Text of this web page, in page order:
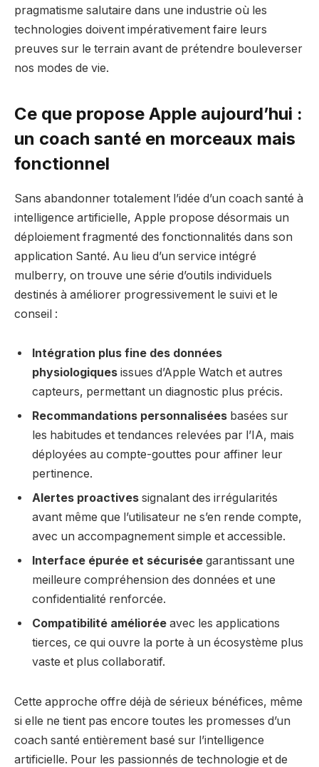
pragmatisme salutaire dans une industrie où les
technologies doivent impérativement faire leurs
preuves sur le terrain avant de prétendre bouleverser
nos modes de vie.
Ce que propose Apple aujourd’hui :
un coach santé en morceaux mais
fonctionnel
Sans abandonner totalement l’idée d’un coach santé à
intelligence artificielle, Apple propose désormais un
déploiement fragmenté des fonctionnalités dans son
application Santé. Au lieu d’un service intégré
mulberry, on trouve une série d’outils individuels
destinés à améliorer progressivement le suivi et le
conseil :
Intégration plus fine des données
physiologiques issues d’Apple Watch et autres
capteurs, permettant un diagnostic plus précis.
Recommandations personnalisées basées sur
les habitudes et tendances relevées par l’IA, mais
déployées au compte-gouttes pour affiner leur
pertinence.
Alertes proactives signalant des irrégularités
avant même que l’utilisateur ne s’en rende compte,
avec un accompagnement simple et accessible.
Interface épurée et sécurisée garantissant une
meilleure compréhension des données et une
confidentialité renforcée.
Compatibilité améliorée avec les applications
tierces, ce qui ouvre la porte à un écosystème plus
vaste et plus collaboratif.
Cette approche offre déjà de sérieux bénéfices, même
si elle ne tient pas encore toutes les promesses d’un
coach santé entièrement basé sur l’intelligence
artificielle. Pour les passionnés de technologie et de